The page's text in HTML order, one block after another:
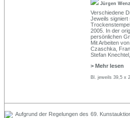
Jürgen
Verschiedene
Jeweils signiert
2005. In der
persönlichen
Mit Arbeiten
Czaschka,
Stefan Knechtel,
> Mehr lesen
Bl. jeweils 39,5 x
69.